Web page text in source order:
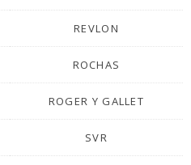
REVLON
ROCHAS
ROGER Y GALLET
SVR